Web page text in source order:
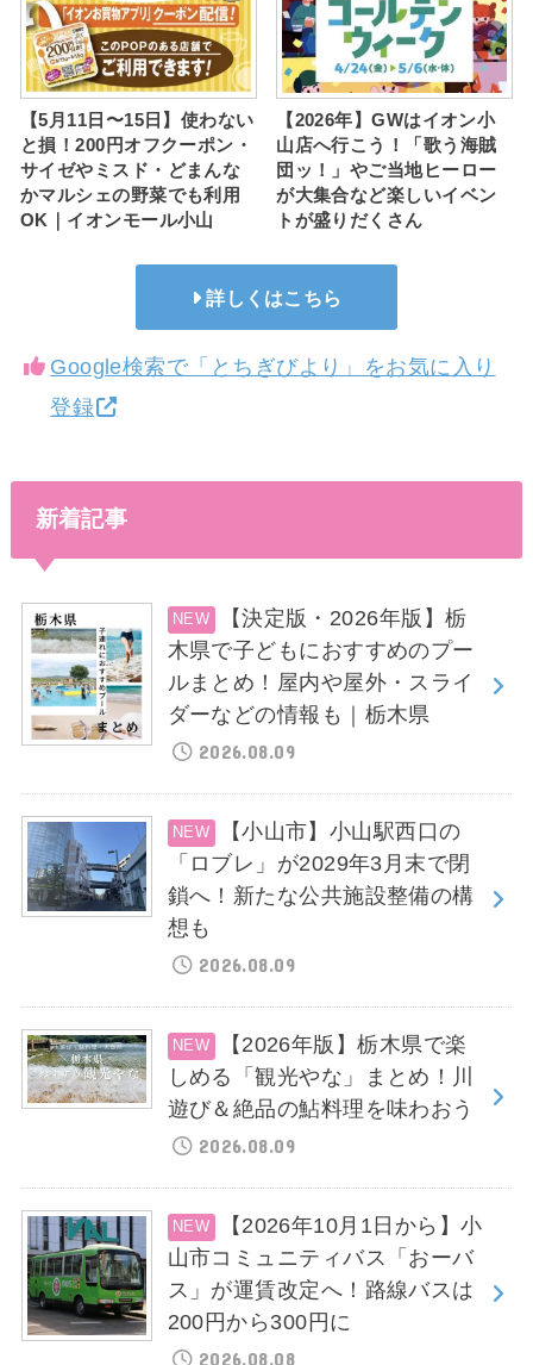
【5月11日〜15日】使わない
と損！200円オフクーポン・
サイゼやミスド・どまんな
かマルシェの野菜でも利用
OK｜イオンモール小山
【2026年】GWはイオン小
山店へ行こう！「歌う海賊
団ッ！」やご当地ヒーロー
が大集合など楽しいイベン
トが盛りだくさん
詳しくはこちら
Google検索で「とちぎびより」をお気に入り
登録
新着記事
【決定版・2026年版】栃
木県で子どもにおすすめのプー
ルまとめ！屋内や屋外・スライ
ダーなどの情報も｜栃木県
2026.08.09
【小山市】小山駅西口の
「ロブレ」が2029年3月末で閉
鎖へ！新たな公共施設整備の構
想も
2026.08.09
【2026年版】栃木県で楽
しめる「観光やな」まとめ！川
遊び＆絶品の鮎料理を味わおう
2026.08.09
【2026年10月1日から】小
山市コミュニティバス「おーバ
ス」が運賃改定へ！路線バスは
200円から300円に
2026.08.08